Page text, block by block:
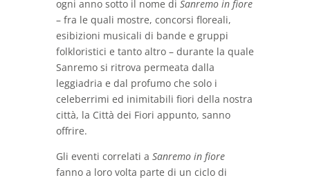
ogni anno sotto il nome di Sanremo in fiore
– fra le quali mostre, concorsi floreali,
esibizioni musicali di bande e gruppi
folkloristici e tanto altro – durante la quale
Sanremo si ritrova permeata dalla
leggiadria e dal profumo che solo i
celeberrimi ed inimitabili fiori della nostra
città, la Città dei Fiori appunto, sanno
offrire.
Gli eventi correlati a Sanremo in fiore
fanno a loro volta parte di un ciclo di